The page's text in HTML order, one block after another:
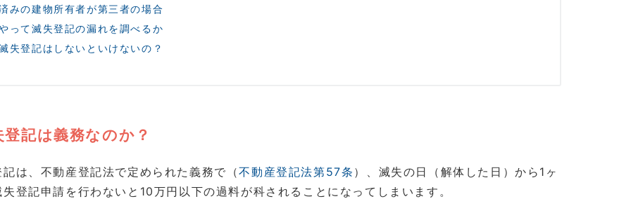
みの建物所有者が第三者の場合
って滅失登記の漏れを調べるか
失登記はしないといけないの？
登記は義務なのか？
は、不動産登記法で定められた義務で（不動産登記法第57条 ）、滅失の日（解体した日）から1ヶ
失登記申請を行わないと10万円以下の過料が科されることになってしまいます。